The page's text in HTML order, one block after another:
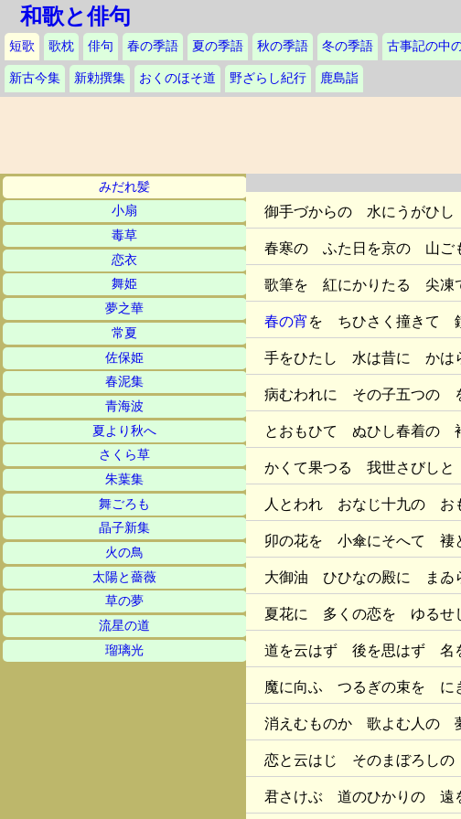
和歌と俳句
短歌 歌枕 俳句 春の季語 夏の季語 秋の季語 冬の季語 古事記の中
新古今集 新勅撰集 おくのほそ道 野ざらし紀行 鹿島詣
みだれ髪
小扇
毒草
恋衣
舞姫
夢之華
常夏
佐保姫
春泥集
青海波
夏より秋へ
さくら草
朱葉集
舞ごろも
晶子新集
火の鳥
太陽と薔薇
草の夢
流星の道
瑠璃光
御手づからの 水にうがひ
春寒の ふた日を京の 山ご
歌筆を 紅にかりたる 尖凍
春の宵 を ちひさく撞きて
手をひたし 水は昔に かは
病むわれに その子五つの
とおもひて ぬひし春着の
かくて果つる 我世さびし
人とわれ おなじ十九の お
卯の花を 小傘にそへて 褄
大御油 ひひなの殿に ま
夏花に 多くの恋を ゆるせ
道を云はず 後を思はず 名
魔に向ふ つるぎの束を に
消えむものか 歌よむ人の
恋と云はじ そのまぼろし
君さけぶ 道のひかりの 遠